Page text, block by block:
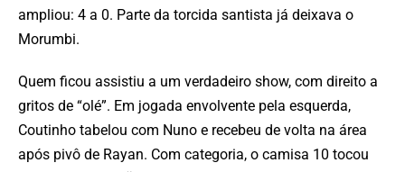
ampliou: 4 a 0. Parte da torcida santista já deixava o
Morumbi.
Quem ficou assistiu a um verdadeiro show, com direito a
gritos de “olé”. Em jogada envolvente pela esquerda,
Coutinho tabelou com Nuno e recebeu de volta na área
após pivô de Rayan. Com categoria, o camisa 10 tocou